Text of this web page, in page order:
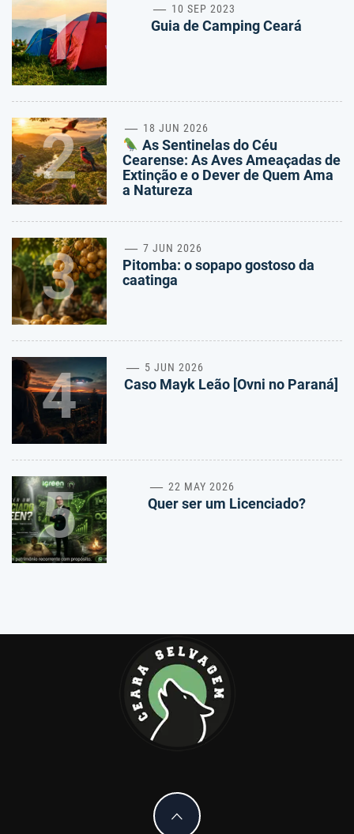
1 10 SEP 2023
Guia de Camping Ceará
2 18 JUN 2026
As Sentinelas do Céu
Cearense: As Aves Ameaçadas de
Extinção e o Dever de Quem Ama
a Natureza
3 7 JUN 2026
Pitomba: o sopapo gostoso da
caatinga
4 5 JUN 2026
Caso Mayk Leão [Ovni no Paraná]
5 22 MAY 2026
Quer ser um Licenciado?